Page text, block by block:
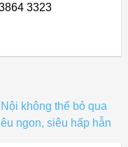
3323
không thể bỏ qua
ngon, siêu hấp hẫn